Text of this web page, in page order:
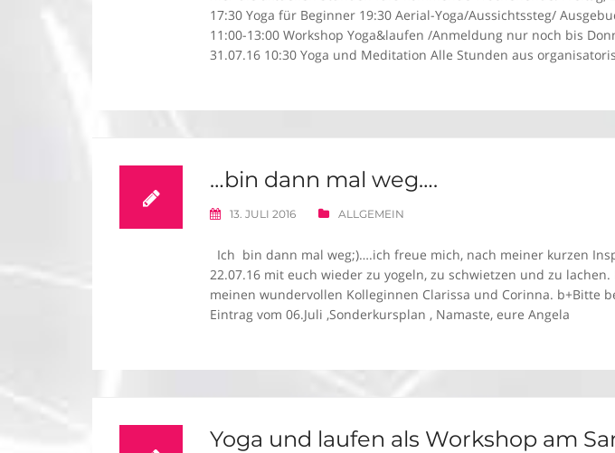
17:30 Yoga für Beginner 19:30 Aerial-Yoga/Aussichtssteg/
11:00-13:00 Workshop Yoga&laufen /Anmeldung nur noch bis
31.07.16 10:30 Yoga und Meditation Alle Stunden aus
…bin dann mal weg….
13. JULI 2016 ALLGEMEIN
Ich bin dann mal weg;)….ich freue mich, nach meiner kurzen
22.07.16 mit euch wieder zu yogeln, zu schwietzen und zu
meinen wundervollen Kolleginnen Clarissa und Corinna. b+Bitte
Eintrag vom 06.Juli ‚Sonderkursplan ‚ Namaste, eure Angela
Yoga und laufen als Workshop am